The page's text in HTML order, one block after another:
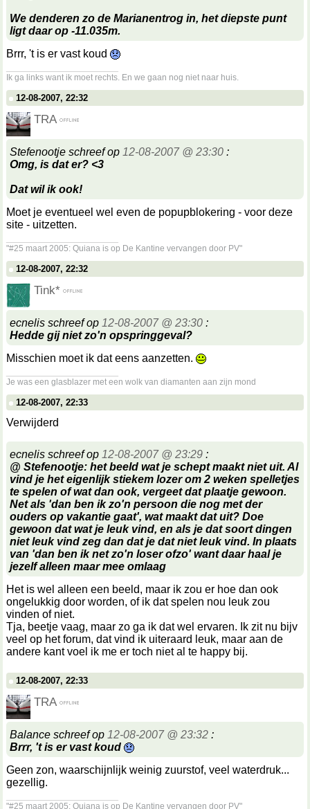
We denderen zo de Marianentrog in, het diepste punt
ligt daar op -11.035m.
Brrr, 't is er vast koud
Ik ga links want ik moet rechts. En we gaan nog niet naar huis.
12-08-2007, 22:32
TRA
Stefenootje schreef op 12-08-2007 @ 23:30 :
Omg, is dat er? <3
Dat wil ik ook!
Moet je eventueel wel even de popupblokering - voor deze
site - uitzetten.
"#25 maart 2005: Quiana is op De Kantine vervangen door PV"
12-08-2007, 22:32
Tink*
ecnelis schreef op 12-08-2007 @ 23:30 :
Hedde gij niet zo'n opspringgeval?
Misschien moet ik dat eens aanzetten.
Je was een glasblazer met een wolk van diamanten aan zijn mond
12-08-2007, 22:33
Verwijderd
ecnelis schreef op 12-08-2007 @ 23:29 :
@ Stefenootje: het beeld wat je schept maakt niet uit. Al
vind je het eigenlijk stiekem lozer om 2 weken spelletjes
te spelen of wat dan ook, vergeet dat plaatje gewoon.
Net als 'dan ben ik zo'n persoon die nog met der
ouders op vakantie gaat', wat maakt dat uit? Doe
gewoon dat wat je leuk vind, en als je dat soort dingen
niet leuk vind zeg dan dat je dat niet leuk vind. In plaats
van 'dan ben ik net zo'n loser ofzo' want daar haal je
jezelf alleen maar mee omlaag
Het is wel alleen een beeld, maar ik zou er hoe dan ook
ongelukkig door worden, of ik dat spelen nou leuk zou
vinden of niet.
Tja, beetje vaag, maar zo ga ik dat wel ervaren. Ik zit nu bijv
veel op het forum, dat vind ik uiteraard leuk, maar aan de
andere kant voel ik me er toch niet al te happy bij.
12-08-2007, 22:33
TRA
Balance schreef op 12-08-2007 @ 23:32 :
Brrr, 't is er vast koud
Geen zon, waarschijnlijk weinig zuurstof, veel waterdruk...
gezellig.
"#25 maart 2005: Quiana is op De Kantine vervangen door PV"